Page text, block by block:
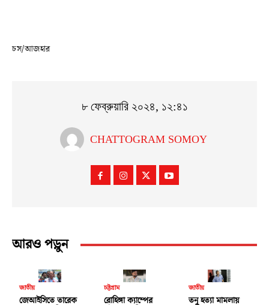
চস/আজহার
৮ ফেব্রুয়ারি ২০২৪, ১২:৪১
CHATTOGRAM SOMOY
আরও পড়ুন
জাতীয়
জেআইসিতে তারেক
চট্টগ্রাম
রোহিঙ্গা ক্যাম্পের
জাতীয়
তনু হত্যা মামলায়